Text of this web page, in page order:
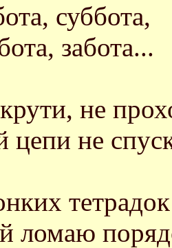
суббота,
забота...
не
цепи не
тетрадок
ломаю